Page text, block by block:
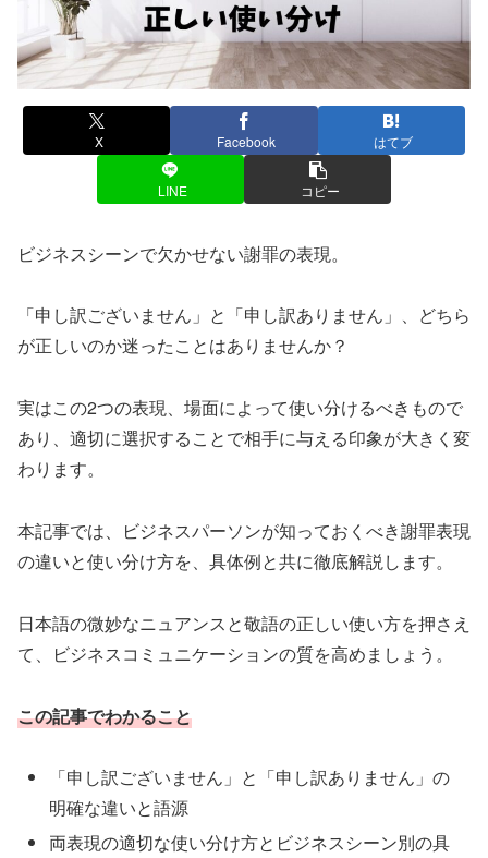
X Facebook はてブ
LINE コピー
ビジネスシーンで欠かせない謝罪の表現。
「申し訳ございません」と「申し訳ありません」、どちら
が正しいのか迷ったことはありませんか？
実はこの2つの表現、場面によって使い分けるべきもので
あり、適切に選択することで相手に与える印象が大きく変
わります。
本記事では、ビジネスパーソンが知っておくべき謝罪表現
の違いと使い分け方を、具体例と共に徹底解説します。
日本語の微妙なニュアンスと敬語の正しい使い方を押さえ
て、ビジネスコミュニケーションの質を高めましょう。
この記事でわかること
「申し訳ございません」と「申し訳ありません」の
明確な違いと語源
両表現の適切な使い分け方とビジネスシーン別の具